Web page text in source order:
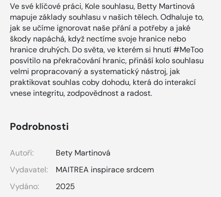
Ve své klíčové práci, Kole souhlasu, Betty Martinová
mapuje základy souhlasu v našich tělech. Odhaluje to,
jak se učíme ignorovat naše přání a potřeby a jaké
škody napáchá, když nectíme svoje hranice nebo
hranice druhých. Do světa, ve kterém si hnutí #MeToo
posvítilo na překračování hranic, přináší kolo souhlasu
velmi propracovaný a systematický nástroj, jak
praktikovat souhlas coby dohodu, která do interakcí
vnese integritu, zodpovědnost a radost.
Podrobnosti
Autoři:
Bety Martinová
Vydavatel:
MAITREA inspirace srdcem
Vydáno:
2025